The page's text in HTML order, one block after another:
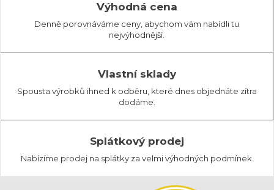
Výhodná cena
Denně porovnáváme ceny, abychom vám nabídli tu
nejvýhodnější.
Vlastní sklady
Spousta výrobků ihned k odběru, které dnes objednáte zítra
dodáme.
Splátkový prodej
Nabízíme prodej na splátky za velmi výhodných podmínek.